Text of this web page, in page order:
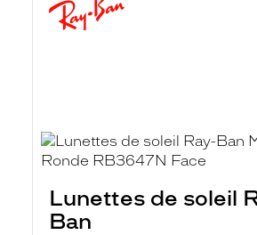
Lunettes de soleil
Ban